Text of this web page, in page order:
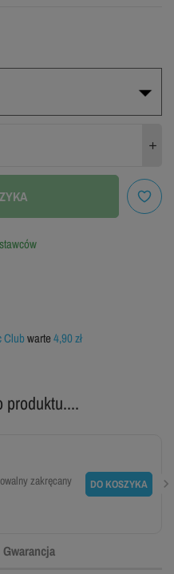
Clubwarte4,90 zł
produktu....
zakręcany
DO KOSZYKA
Gwarancja